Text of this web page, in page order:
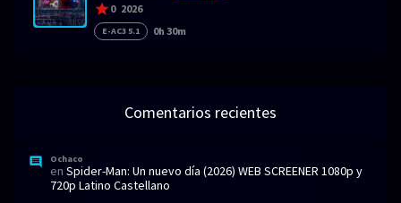
0 2026
E-AC3 5.1 0h 30m
Comentarios recientes
Ochaco
en Spider-Man: Un nuevo día (2026) WEB SCREENER 1080p y
720p Latino Castellano